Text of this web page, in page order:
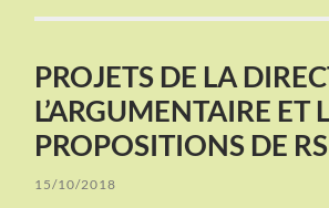
PROJETS DE LA
L’ARGUMENTAIRE ET
PROPOSITIONS DE
15/10/2018